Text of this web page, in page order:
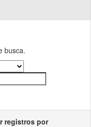
busca.
registros por